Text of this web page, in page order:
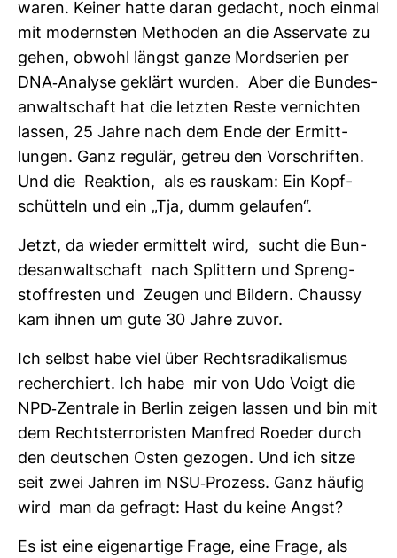
waren. Keiner hatte daran gedacht, noch einmal
mit modernsten Methoden an die Asser­vate zu
gehen, obwohl längst ganze Mord­se­rien per
DNA-​Ana­lyse geklärt wurden. Aber die Bun­des­
an­walt­schaft hat die letzten Reste ver­nichten
lassen, 25 Jahre nach dem Ende der Ermitt­
lungen. Ganz regulär, getreu den Vor­schriften.
Und die Reak­tion, als es rauskam: Ein Kopf­
schüt­teln und ein „Tja, dumm gelaufen“.
Jetzt, da wieder ermit­telt wird, sucht die Bun­
des­an­walt­schaft nach Split­tern und Spreng­
stoff­resten und Zeugen und Bil­dern. Chaussy
kam ihnen um gute 30 Jahre zuvor.
Ich selbst habe viel über Rechts­ra­di­ka­lismus
recher­chiert. Ich habe mir von Udo Voigt die
NPD-​Zen­trale in Berlin zeigen lassen und bin mit
dem Rechts­ter­ro­risten Man­fred Roeder durch
den deut­schen Osten gezogen. Und ich sitze
seit zwei Jahren im NSU-​Pro­zess. Ganz häufig
wird man da gefragt: Hast du keine Angst?
Es ist eine eigen­ar­tige Frage, eine Frage, als